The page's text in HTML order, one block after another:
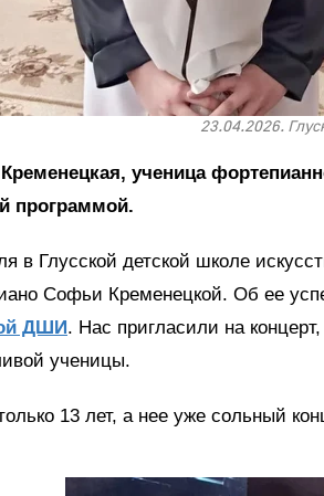
23.04.2026.
ученица
программой.
в Глусской детской школе
Софьи Кременецкой. Об ее
ДШИ. Нас пригласили на
ученицы.
13 лет, а нее уже сольный